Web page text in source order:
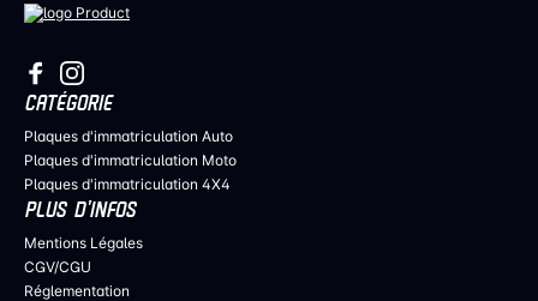
CATÉGORIE
Plaques d'immatriculation Auto
Plaques d'immatriculation Moto
Plaques d'immatriculation 4X4
PLUS D’INFOS
Mentions Légales
CGV/CGU
Réglementation